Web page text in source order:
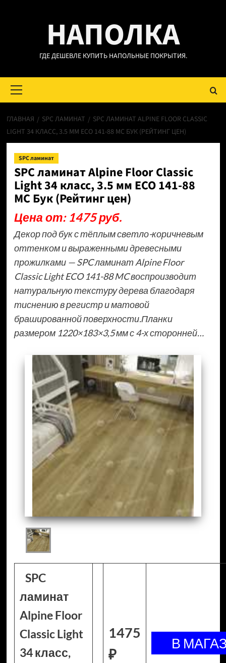
НАПОЛКА
ГДЕ ДЕШЕВЛЕ КУПИТЬ НАПОЛЬНЫЕ ПОКРЫТИЯ.
меню
ГЛАВНАЯ SPC ЛАМИНАТ
SPC ЛАМИНАТ ALPINE FLOOR CLASSIC
LIGHT 34 КЛАСС, 3.5 ММ ECO 141-88 МС БУК (РЕЙТИНГ ЦЕН)
SPC ламинат
SPC ламинат Alpine Floor Classic
Light 34 класс, 3.5 мм ECO 141-88
МС Бук (Рейтинг цен)
Цена от: 1475 руб.
Декор под бук с тёплым светло-коричневым
оттенком и выраженными древесными
прожилками — SPC ламинат Alpine Floor
Classic Light ECO 141-88 MC воспроизводит
натуральную текстуру дерева благодаря
тиснению в регистр и матовой
брашированной поверхности.Планки
размером 1220×183×3,5 мм с 4-х сторонней…
SPC
ламинат
Alpine Floor
Classic Light
34 класс,
1475
₽